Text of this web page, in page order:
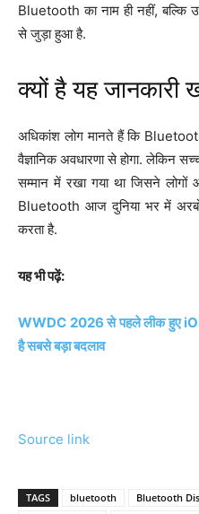
Bluetooth का नाम ही नहीं, बल्कि
से जुड़ा हुआ है.
क्यों है यह जानकारी
अधिकांश लोग मानते हैं कि
वैज्ञानिक अवधारणा से होगा. लेकिन
सम्मान में रखा गया था जिसने लोगों
Bluetooth आज दुनिया भर में
करता है.
यह भी पढ़ें:
WWDC 2026 से पहले लीक हुए
है सबसे बड़ा बदलाव
Source link
TAGS bluetooth Bluetooth